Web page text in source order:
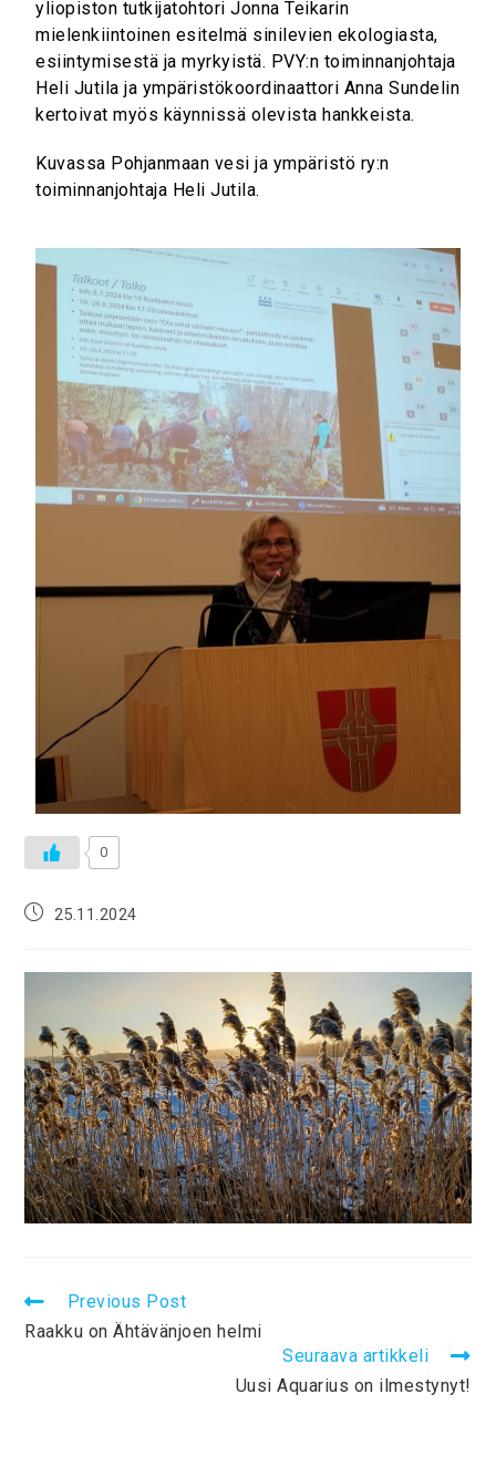
yliopiston tutkijatohtori Jonna Teikarin
mielenkiintoinen esitelmä sinilevien ekologiasta,
esiintymisestä ja myrkyistä. PVY:n toiminnanjohtaja
Heli Jutila ja ympäristökoordinaattori Anna Sundelin
kertoivat myös käynnissä olevista hankkeista.
Kuvassa Pohjanmaan vesi ja ympäristö ry:n
toiminnanjohtaja Heli Jutila.
0
25.11.2024
Previous Post
Raakku on Ähtävänjoen helmi
Seuraava artikkeli
Uusi Aquarius on ilmestynyt!